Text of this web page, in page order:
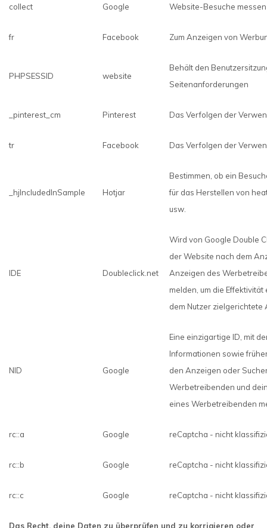
collect Google Website-Besuche messen
fr Facebook Zum Anzeigen von
PHPSESSID website
Behält den
Seitenanforderungen
_pinterest_cm Pinterest Das Verfolgen der
tr Facebook Das Verfolgen der
_hjIncludedInSample Hotjar
Bestimmen, ob ein
für das Herstellen von
usw.
IDE Doubleclick.net
Wird von Google Double
der Website nach dem
Anzeigen des
melden, um die
dem Nutzer
NID Google
Eine einzigartige ID, mit
Informationen sowie
den Anzeigen oder
Werbetreibenden und
eines Werbetreibenden
rc::a Google reCaptcha - nicht
rc::b Google reCaptcha - nicht
rc::c Google reCaptcha - nicht
Das Recht, deine Daten zu überprüfen und zu korrigieren oder